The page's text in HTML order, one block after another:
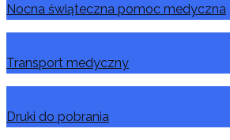
Nocna świąteczna pomoc medyczna
Transport medyczny
Druki do pobrania